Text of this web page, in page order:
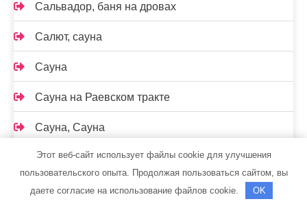
Сальвадор, баня на дровах
Салют, сауна
Сауна
Сауна на Раевском тракте
Сауна, Сауна
Сауна, Сауна
Сауна, Сауна
Этот веб-сайт использует файлы cookie для улучшения
пользовательского опыта. Продолжая пользоваться сайтом, вы
даете согласие на использование файлов cookie.
OK